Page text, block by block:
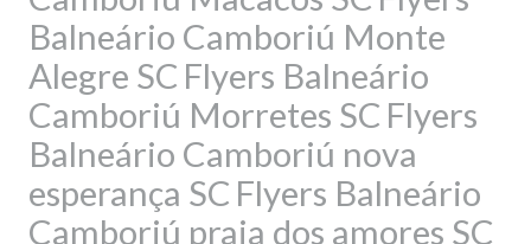
Balneário Camboriú Monte
Alegre SC Flyers Balneário
Camboriú Morretes SC Flyers
Balneário Camboriú nova
esperança SC Flyers Balneário
Camboriú praia dos amores SC